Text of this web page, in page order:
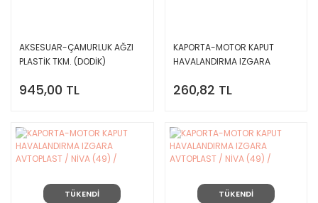
AKSESUAR-ÇAMURLUK AĞZI
PLASTİK TKM. (DODİK)
945,00 TL
KAPORTA-MOTOR KAPUT
HAVALANDIRMA IZGARA
260,82 TL
TÜKENDİ TÜKENDİ